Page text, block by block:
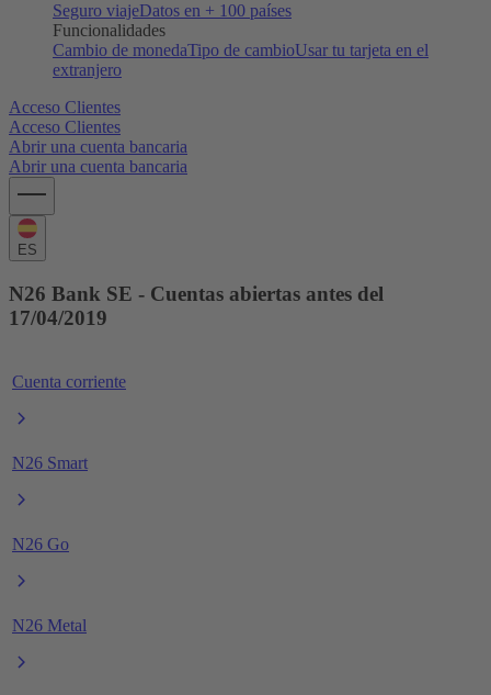
Seguro viajeDatos en + 100 países
Funcionalidades
Cambio de monedaTipo de cambioUsar tu tarjeta en el
extranjero
Acceso Clientes
Acceso Clientes
Abrir una cuenta bancaria
Abrir una cuenta bancaria
ES
N26 Bank SE - Cuentas abiertas antes del
17/04/2019
Cuenta corriente
N26 Smart
N26 Go
N26 Metal